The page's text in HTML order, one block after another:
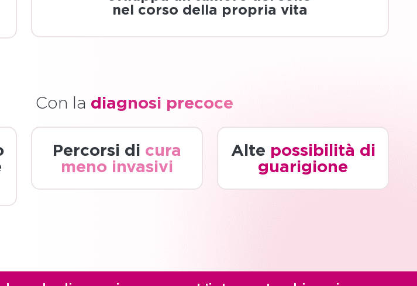
nel corso della propria vita
Con la diagnosi precoce
Percorsi di cura
meno invasivi
Alte possibilità di
guarigione